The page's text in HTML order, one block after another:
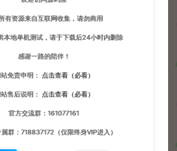
有资源来自互联网收集，请勿商用
本地单机测试，请于下载后24小时内删除
感谢一路的陪伴！
免责申明： 点击查看（必看）
售后说明： 点击查看（必看）
官方交流群：161077161
群：718837172（仅限终身VIP进入）